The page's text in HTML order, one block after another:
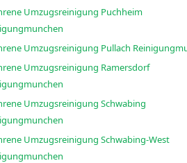
Umzugsreinigung Puchheim
Erfahrene Umzugsreinigung
Umzugsreinigung Ramersdorf
Umzugsreinigung Schwabing
Umzugsreinigung Schwabing-West